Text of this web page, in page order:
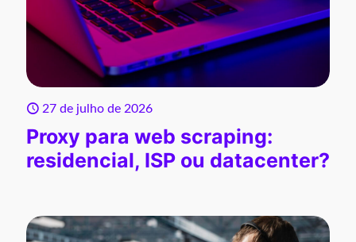
27 de julho de 2026
Proxy para web scraping:
residencial, ISP ou datacenter?